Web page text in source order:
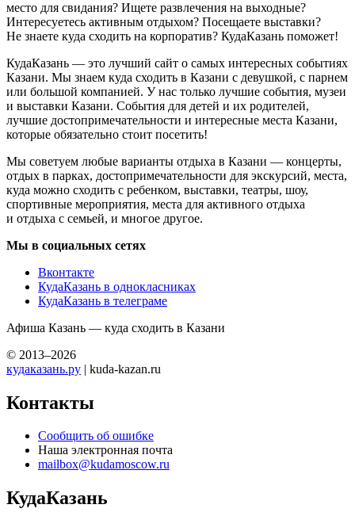
место для свидания? Ищете развлечения на выходные?
Интересуетесь активным отдыхом? Посещаете выставки?
Не знаете куда сходить на корпоратив? КудаКазань поможет!
КудаКазань — это лучший сайт о самых интересных событиях
Казани. Мы знаем куда сходить в Казани с девушкой, с парнем
или большой компанией. У нас только лучшие события, музеи
и выставки Казани. События для детей и их родителей,
лучшие достопримечательности и интересные места Казани,
которые обязательно стоит посетить!
Мы советуем любые варианты отдыха в Казани — концерты,
отдых в парках, достопримечательности для экскурсий, места,
куда можно сходить с ребенком, выставки, театры, шоу,
спортивные мероприятия, места для активного отдыха
и отдыха с семьей, и многое другое.
Мы в социальных сетях
Вконтакте
КудаКазань в однокласниках
КудаКазань в телеграме
Афиша Казань — куда сходить в Казани
© 2013–2026
кудаказань.ру | kuda-kazan.ru
Контакты
Сообщить об ошибке
Наша электронная почта
mailbox@kudamoscow.ru
КудаКазань